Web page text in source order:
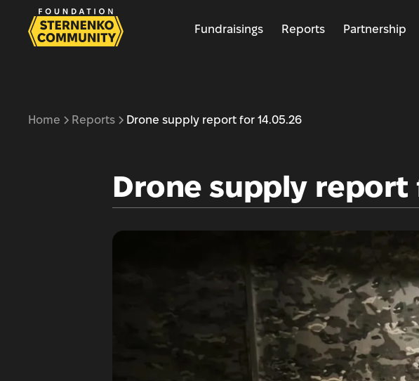
Fundraisings Reports Partnership
Home Reports Drone supply report for 14.05.26
Drone supply report